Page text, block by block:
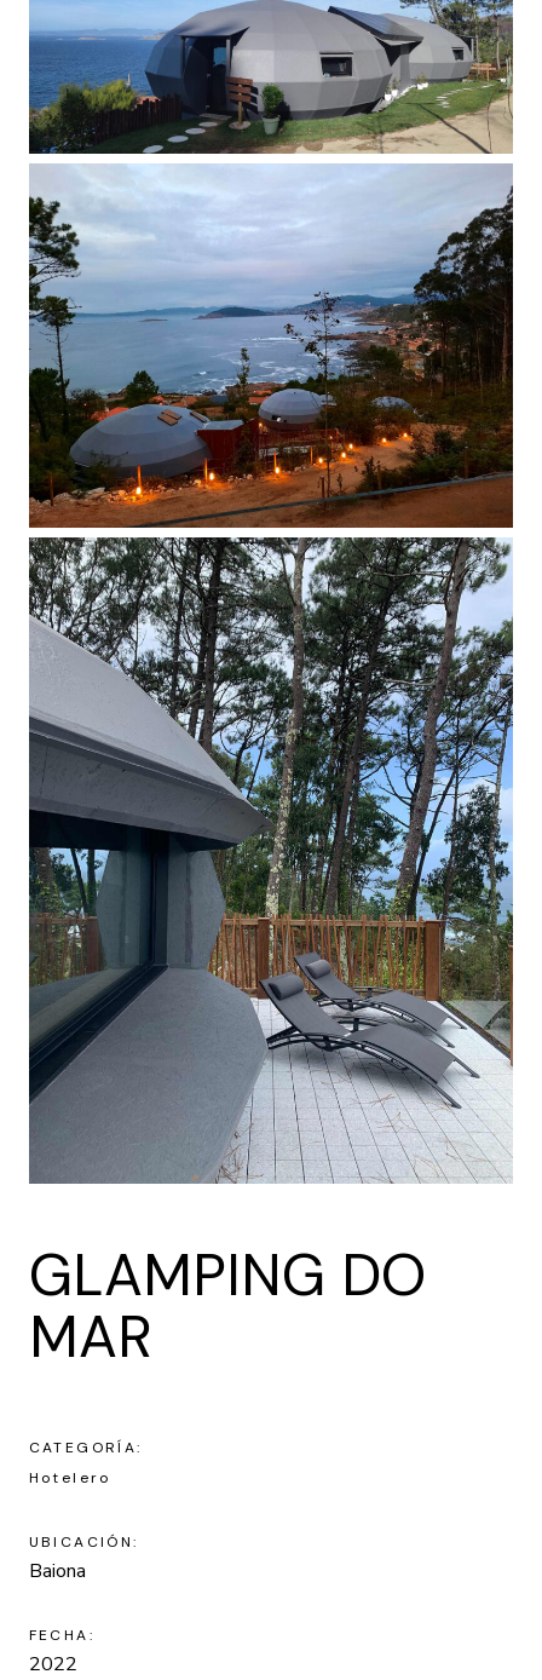
GLAMPING DO
MAR
CATEGORÍA:
Hotelero
UBICACIÓN:
Baiona
FECHA:
2022